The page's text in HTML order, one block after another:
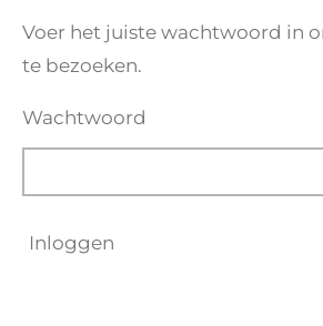
Voer het juiste wachtwoord in
te bezoeken.
Wachtwoord
Inloggen